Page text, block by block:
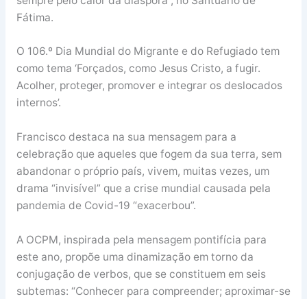
Fátima.
O 106.º Dia Mundial do Migrante e do Refugiado tem
como tema ‘Forçados, como Jesus Cristo, a fugir.
Acolher, proteger, promover e integrar os deslocados
internos’.
Francisco destaca na sua mensagem para a
celebração que aqueles que fogem da sua terra, sem
abandonar o próprio país, vivem, muitas vezes, um
drama “invisível” que a crise mundial causada pela
pandemia de Covid-19 “exacerbou”.
A OCPM, inspirada pela mensagem pontifícia para
este ano, propõe uma dinamização em torno da
conjugação de verbos, que se constituem em seis
subtemas: “Conhecer para compreender; aproximar-se